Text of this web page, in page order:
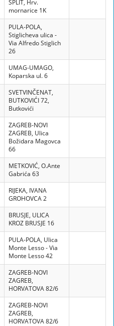
SPLIT, Hrv.
mornarice 1K
PULA-POLA,
Stiglicheva ulica -
Via Alfredo Stiglich
26
UMAG-UMAGO,
Koparska ul. 6
SVETVINČENAT,
BUTKOVIĆI 72,
Butkovići
ZAGREB-NOVI
ZAGREB, Ulica
Božidara Magovca
66
METKOVIĆ, O.Ante
Gabrića 63
RIJEKA, IVANA
GROHOVCA 2
BRUSJE, ULICA
KROZ BRUSJE 16
PULA-POLA, Ulica
Monte Lesso - Via
Monte Lesso 42
ZAGREB-NOVI
ZAGREB,
HORVATOVA 82/6
ZAGREB-NOVI
ZAGREB,
HORVATOVA 82/6